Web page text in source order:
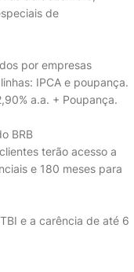
de
por empresas
IPCA e poupança.
a.a. + Poupança.
BRB
terão acesso a
e 180 meses para
e a carência de até 6